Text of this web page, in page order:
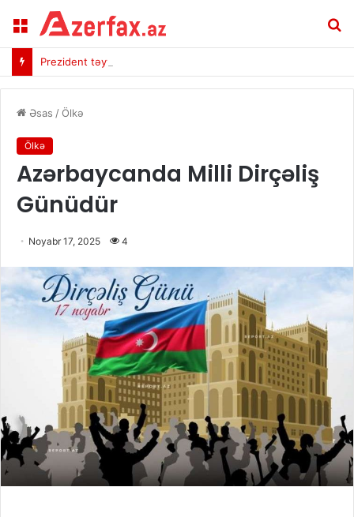
Menu
Əsas /Ölkə
Ölkə
Azərbaycanda Milli Dirçəliş
Günüdür
Noyabr 17, 2025 4